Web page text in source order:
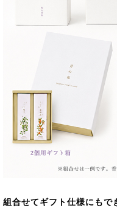
組合せてギフト仕様にもで